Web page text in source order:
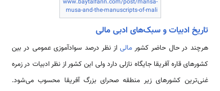
musa-and-the-manuscripts-of-mali
تاریخ ادبیات و سبک‌های ادبی مالی
هرچند در حال حاضر کشور مالیاز نظر درصد سوادآموزی عمومی در بین
کشورهای قاره آفریقا جایگاه نازلی دارد ولی این کشور از نظر ادبیات در زمره
غنی‌ترین کشورهای زیر منطقه صحرای بزرگ آفریقا محسوب می‌شود.